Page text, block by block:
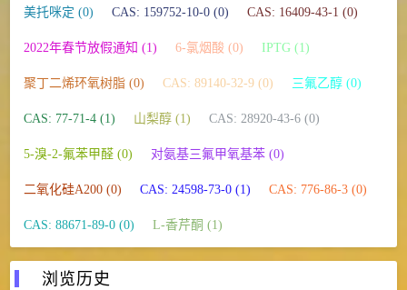
美托咪定 (0) CAS: 159752-10-0 (0) CAS: 16409-43-1 (0)
2022年春节放假通知 (1) 6-氯烟酸 (0) IPTG (1)
聚丁二烯环氧树脂 (0) CAS: 89140-32-9 (0) 三氟乙醇 (0)
CAS: 77-71-4 (1) 山梨醇 (1) CAS: 28920-43-6 (0)
5-溴-2-氟苯甲醛 (0) 对氨基三氟甲氧基苯 (0)
二氧化硅A200 (0) CAS: 24598-73-0 (1) CAS: 776-86-3 (0)
CAS: 88671-89-0 (0) L-香芹酮 (1)
浏览历史